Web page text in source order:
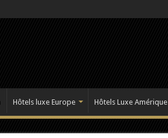
Hôtels luxe Europe Hôtels Luxe Amérique